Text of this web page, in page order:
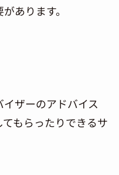
あります。
ザーのアドバイス
もらったりできるサ